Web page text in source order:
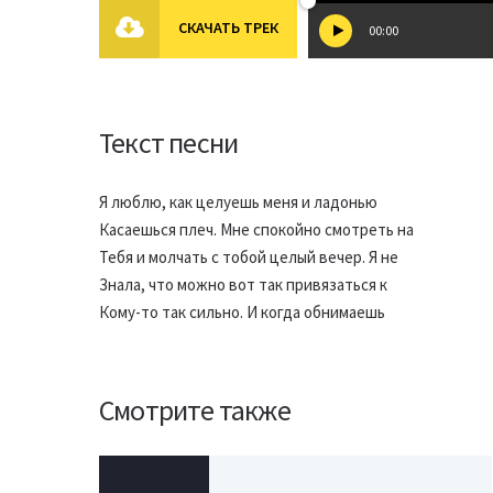
СКАЧАТЬ ТРЕК 00:00
Текст песни
Я люблю, как целуешь меня и ладонью
Касаешься плеч. Мне спокойно смотреть на
Тебя и молчать с тобой целый вечер. Я не
Знала, что можно вот так привязаться к
Кому-то так сильно. И когда обнимаешь
Смотрите также